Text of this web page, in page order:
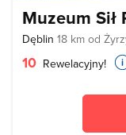
Muzeum
Dęblin 18 km od
10 Rewelacyjny!